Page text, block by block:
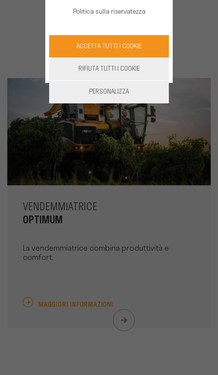
Scoprite anche
VENDEMMIATRICE
OPTIMUM
La vendemmiatrice combina produttività e
comfort.
MAGGIORI INFORMAZIONI
Politica sulla riservatezza
ACCETTA TUTTI I COOKIE
RIFIUTA TUTTI I COOKIE
PERSONALIZZA